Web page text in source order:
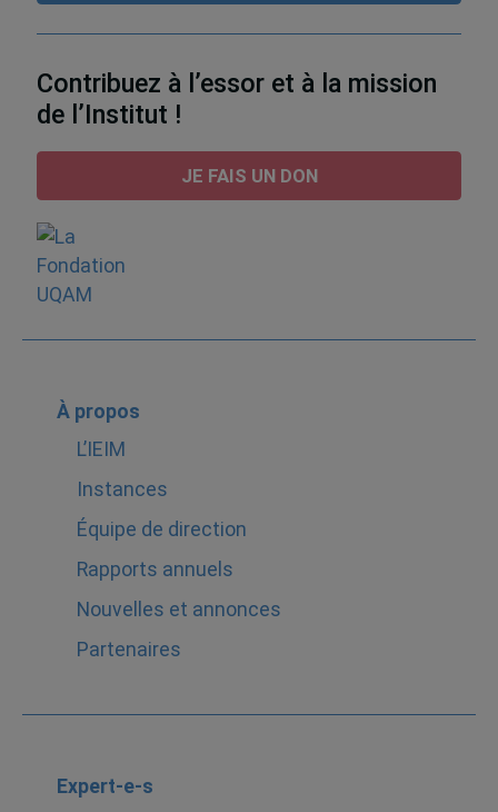
Contribuez à l’essor et à la mission
de l’Institut !
JE FAIS UN DON
À propos
L’IEIM
Instances
Équipe de direction
Rapports annuels
Nouvelles et annonces
Partenaires
Expert-e-s